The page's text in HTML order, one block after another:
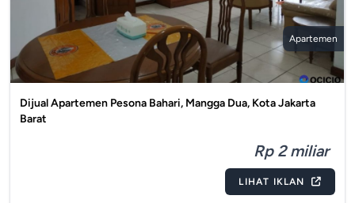
Apartemen
Dijual Apartemen Pesona Bahari, Mangga Dua, Kota Jakarta
Barat
Rp 2 miliar
LIHAT IKLAN